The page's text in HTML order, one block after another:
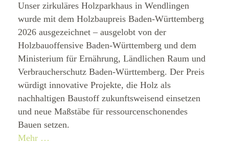
Unser zirkuläres Holzparkhaus in Wendlingen
wurde mit dem Holzbaupreis Baden-Württemberg
2026 ausgezeichnet – ausgelobt von der
Holzbauoffensive Baden-Württemberg und dem
Ministerium für Ernährung, Ländlichen Raum und
Verbraucherschutz Baden-Württemberg. Der Preis
würdigt innovative Projekte, die Holz als
nachhaltigen Baustoff zukunftsweisend einsetzen
und neue Maßstäbe für ressourcenschonendes
Bauen setzen.
Mehr …